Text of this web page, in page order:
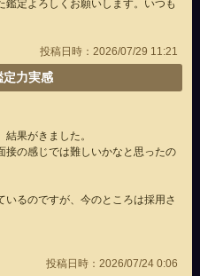
定よろしくお願いします。いつも
投稿日時：2026/07/29 11:21
定力実感
果がきました。
接の感じでは難しいかなと思ったの
いるのですが、今のところは採用さ
投稿日時：2026/07/24 0:06